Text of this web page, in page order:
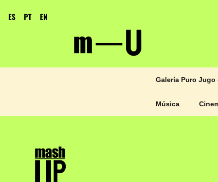
ES PT EN
Galería Puro Jugo
Música